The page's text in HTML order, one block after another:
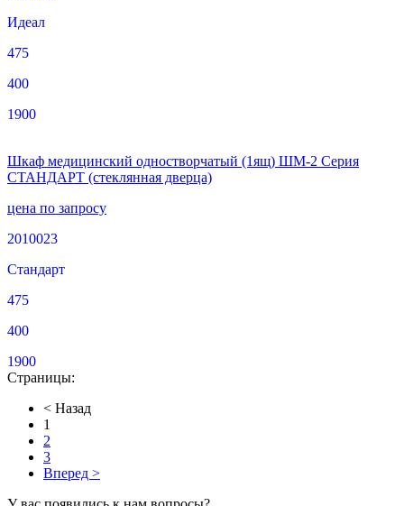
Идеал
475
400
1900
Шкаф медицинский одностворчатый (1ящ) ШМ-2 Серия
СТАНДАРТ (стеклянная дверца)
цена по запросу
2010023
Стандарт
475
400
1900
Страницы:
< Назад
1
2
3
Вперед >